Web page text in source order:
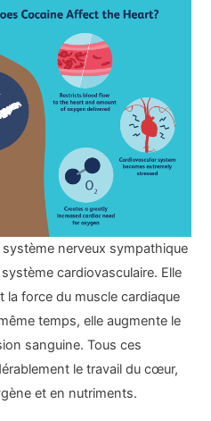
système nerveux sympathique
cardiovasculaire. Elle
la force du muscle cardiaque
temps, elle augmente le
sanguine. Tous ces
le travail du cœur,
et en nutriments.